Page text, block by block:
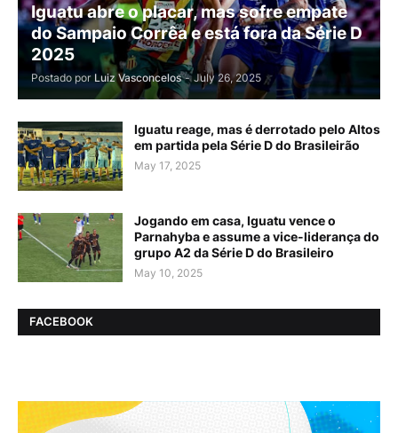
Iguatu abre o placar, mas sofre empate
do Sampaio Corrêa e está fora da Série D
2025
Postado por Luiz Vasconcelos - July 26, 2025
Iguatu reage, mas é derrotado pelo Altos
em partida pela Série D do Brasileirão
May 17, 2025
Jogando em casa, Iguatu vence o
Parnahyba e assume a vice-liderança do
grupo A2 da Série D do Brasileiro
May 10, 2025
FACEBOOK